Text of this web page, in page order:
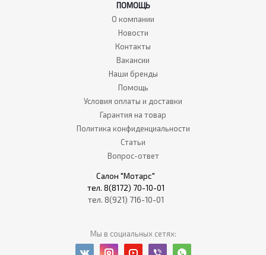
ПОМОЩЬ
О компании
Новости
Контакты
Вакансии
Наши бренды
Помощь
Условия оплаты и доставки
Гарантия на товар
Политика конфиденциальности
Статьи
Вопрос-ответ
Салон "Мотарс"
тел. 8(8172) 70-10-01
тел. 8(921) 716-10-01
Мы в социальных сетях: